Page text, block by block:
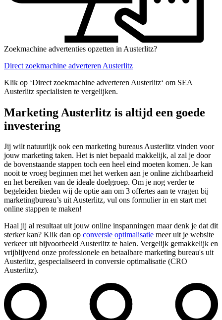
Zoekmachine advertenties opzetten in Austerlitz?
Direct zoekmachine adverteren Austerlitz
Klik op ‘Direct zoekmachine adverteren Austerlitz‘ om SEA
Austerlitz specialisten te vergelijken.
Marketing Austerlitz is altijd een goede
investering
Jij wilt natuurlijk ook een marketing bureaus Austerlitz vinden voor
jouw marketing taken. Het is niet bepaald makkelijk, al zal je door
de bovenstaande stappen toch een heel eind moeten komen. Je kan
nooit te vroeg beginnen met het werken aan je online zichtbaarheid
en het bereiken van de ideale doelgroep. Om je nog verder te
begeleiden bieden wij de optie aan om 3 offertes aan te vragen bij
marketingbureau’s uit Austerlitz, vul ons formulier in en start met
online stappen te maken!
Haal jij al resultaat uit jouw online inspanningen maar denk je dat dit
sterker kan? Klik dan op conversie optimalisatie meer uit je website
verkeer uit bijvoorbeeld Austerlitz te halen. Vergelijk gemakkelijk en
vrijblijvend onze professionele en betaalbare marketing bureau's uit
Austerlitz, gespecialiseerd in conversie optimalisatie (CRO
Austerlitz).